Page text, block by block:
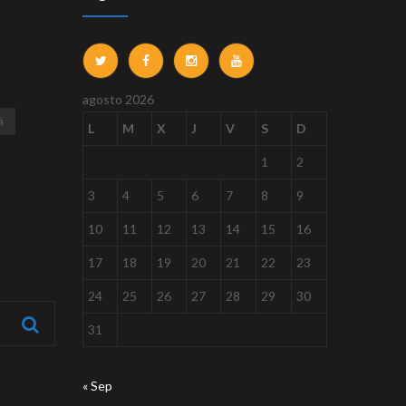
agosto 2026
L
M X J V S D
1 2
3 4 5 6 7 8 9
10 11 12 13 14 15 16
17 18 19 20 21 22 23
24 25 26 27 28 29 30
31
« Sep